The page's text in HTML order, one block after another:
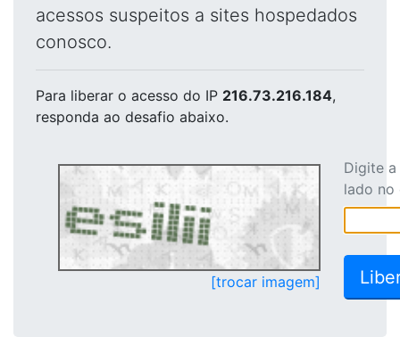
acessos suspeitos a sites hospedados
conosco.
Para liberar o acesso do IP 216.73.216.184,
responda ao desafio abaixo.
[trocar imagem]
Digite
lado no